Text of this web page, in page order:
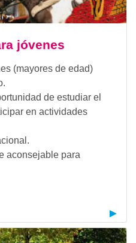
jóvenes
(mayores de edad)
de estudiar el
en actividades
aconsejable para